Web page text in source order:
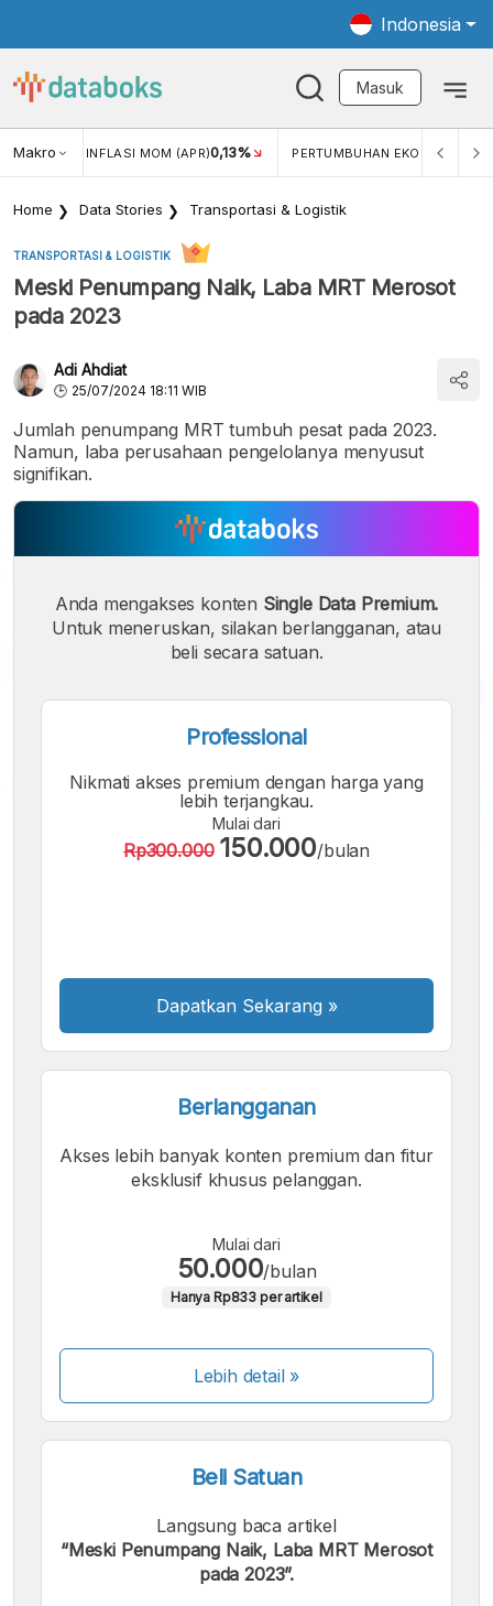
Indonesia
Masuk
Makro
2,42% INFLASI MOM (APR)0,13% PERTUMBUHAN EKONOMI 5,11%
Home Data Stories Transportasi & Logistik
TRANSPORTASI & LOGISTIK
Meski Penumpang Naik, Laba MRT Merosot
pada 2023
Adi Ahdiat
25/07/2024 18:11 WIB
Jumlah penumpang MRT tumbuh pesat pada 2023.
Namun, laba perusahaan pengelolanya menyusut
signifikan.
A A A
Anda mengakses konten Single Data Premium.
Untuk meneruskan, silakan berlangganan, atau
beli secara satuan.
Professional
Nikmati akses premium dengan harga yang
lebih terjangkau.
Mulai dari
Rp300.000 150.000/bulan
Dapatkan Sekarang »
Berlangganan
Akses lebih banyak konten premium dan fitur
eksklusif khusus pelanggan.
Mulai dari
50.000/bulan
Hanya Rp833 per artikel
Lebih detail »
Beli Satuan
Langsung baca artikel
“Meski Penumpang Naik, Laba MRT Merosot
pada 2023”.